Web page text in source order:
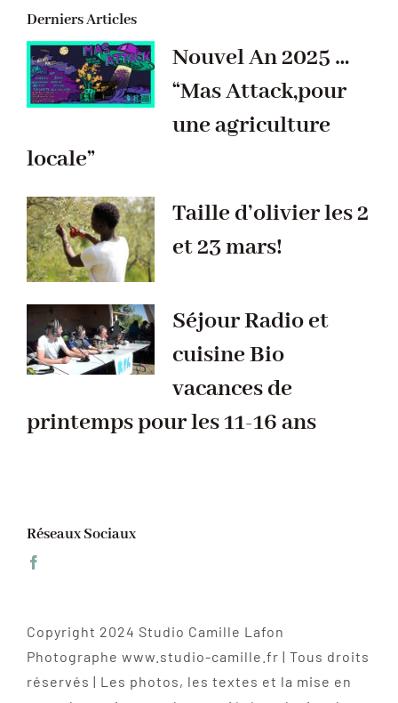
Derniers Articles
Nouvel An 2025 …
“Mas Attack,pour
une agriculture
locale”
Taille d’olivier les 2
et 23 mars!
Séjour Radio et
cuisine Bio
vacances de
printemps pour les 11-16 ans
Réseaux Sociaux
Copyright 2024 Studio Camille Lafon
Photographe www.studio-camille.fr | Tous droits
réservés | Les photos, les textes et la mise en